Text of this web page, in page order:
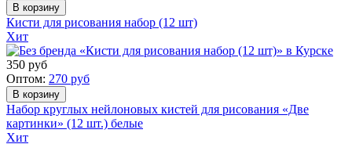
Кисти для рисования набор (12 шт)
Хит
350 руб
Оптом: 270 руб
Набор круглых нейлоновых кистей для рисования «Две
картинки» (12 шт.) белые
Хит